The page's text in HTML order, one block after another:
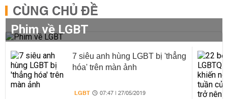
CÙNG CHỦ ĐỀ
Phim về LGBT
7 siêu anh hùng LGBT bị 'thẳng
hóa' trên màn ảnh
LGBT 07:47 | 27/05/2019